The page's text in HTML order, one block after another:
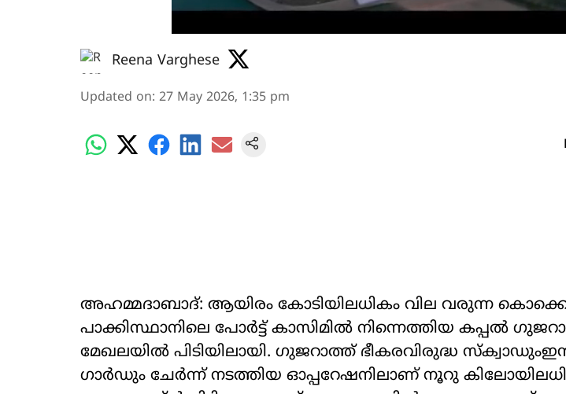
Reena Varghese
Updated on: 27 May 2026, 1:35 pm
അഹമ്മദാബാദ്: ആയിരം കോടിയിലധികം വില വരുന്ന
പാക്കിസ്ഥാനിലെ പോർട്ട് കാസിമിൽ നിന്നെത്തിയ കപ്പൽ
മേഖലയിൽ പിടിയിലായി. ഗുജറാത്ത് ഭീകരവിരുദ്ധ
ഗാര്‍ഡും ചേർന്ന് നടത്തിയ ഓപ്പറേഷനിലാണ് നൂറു